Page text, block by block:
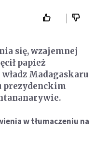
się, wzajemnej
papież
Madagaskaru
prezydenckim
w tłumaczeniu na